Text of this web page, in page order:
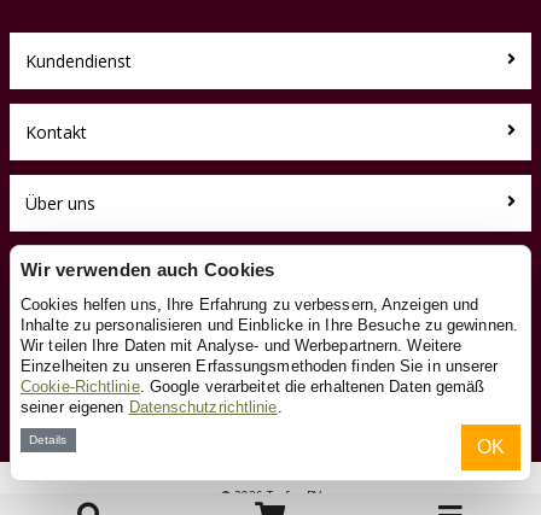
Kundendienst
Kontakt
Über uns
Toyfan BV
HolzeisenbahnXL.de
Klosterstiege 50
48599 Gronau
Tel.: 0031-541-228002
Facebook
Instagram
© 2026 Toyfan BV
Wir verwenden auch Cookies
Cookies helfen uns, Ihre Erfahrung zu verbessern, Anzeigen und
Inhalte zu personalisieren und Einblicke in Ihre Besuche zu gewinnen.
Wir teilen Ihre Daten mit Analyse- und Werbepartnern. Weitere
Einzelheiten zu unseren Erfassungsmethoden finden Sie in unserer
Cookie-Richtlinie. Google verarbeitet die erhaltenen Daten gemäß
seiner eigenen Datenschutzrichtlinie
Details OK